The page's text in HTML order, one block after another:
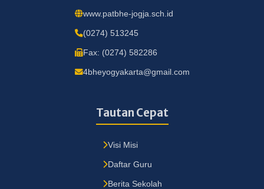
www.patbhe-jogja.sch.id
(0274) 513245
Fax: (0274) 582286
4bheyogyakarta@gmail.com
Tautan Cepat
Visi Misi
Daftar Guru
Berita Sekolah